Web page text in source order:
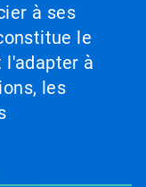
à ses
le
l'adapter à
les